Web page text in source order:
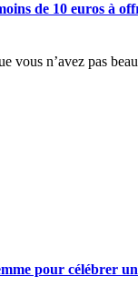
de 10 euros à
vous n’avez pas
pour célébrer